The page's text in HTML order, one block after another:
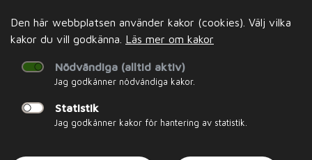
Den här webbplatsen använder kakor (cookies). Välj vilka
kakor du vill godkänna. Läs mer om kakor
Nödvändiga (alltid aktiv)
Jag godkänner nödvändiga kakor.
Statistik
Jag godkänner kakor för hantering av statistik.